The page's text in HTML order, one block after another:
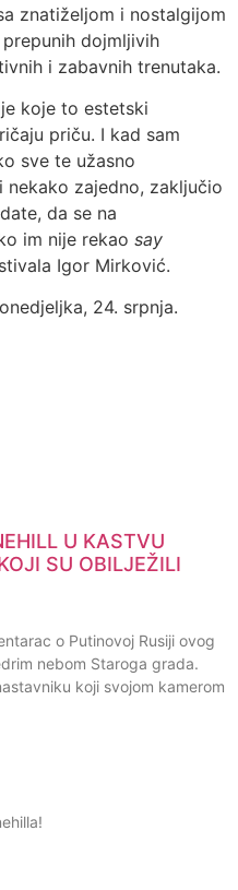
znatiželjom i nostalgijom
dojmljivih
i zabavnih trenutaka.
koje to estetski
priču. I kad sam
sve te užasno
zajedno, zaključio
da se na
im nije rekao say
Igor Mirković.
24. srpnja.
U KASTVU
SU OBILJEŽILI
o Putinovoj Rusiji ovog
nebom Staroga grada.
koji svojom kamerom